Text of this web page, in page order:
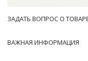
ЗАДАТЬ ВОПРОС О
ВАЖНАЯ ИНФОРМАЦИЯ